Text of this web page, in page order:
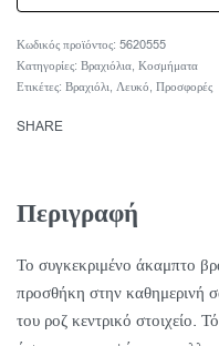
5620555
Κατηγορίες: Βραχιόλια, Κοσμήματα
Ετικέτες: Βραχιόλι, Λευκό, Προσφορές
SHARE
Περιγραφή
Το συγκεκριμένο άκαμπτο
προσθήκη στην καθημερινή
του ροζ κεντρικό στοιχείο.